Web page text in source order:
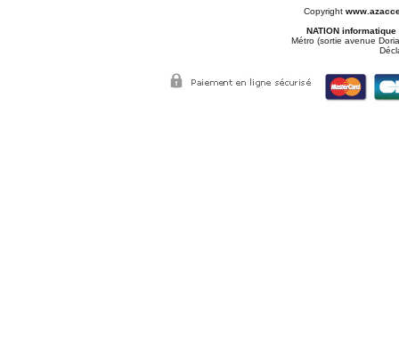
Copyright
NATION informatique
Métro (sortie avenue